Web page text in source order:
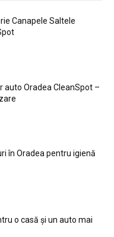
Canapele Saltele
auto Oradea CleanSpot –
în Oradea pentru igienă
o casă și un auto mai